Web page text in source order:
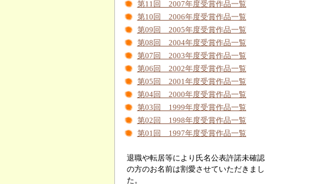
第11回 2007年度受賞作品一覧
第10回 2006年度受賞作品一覧
第09回 2005年度受賞作品一覧
第08回 2004年度受賞作品一覧
第07回 2003年度受賞作品一覧
第06回 2002年度受賞作品一覧
第05回 2001年度受賞作品一覧
第04回 2000年度受賞作品一覧
第03回 1999年度受賞作品一覧
第02回 1998年度受賞作品一覧
第01回 1997年度受賞作品一覧
退職や転居等により氏名公表許諾未確認
の方のお名前は割愛させていただきまし
た。